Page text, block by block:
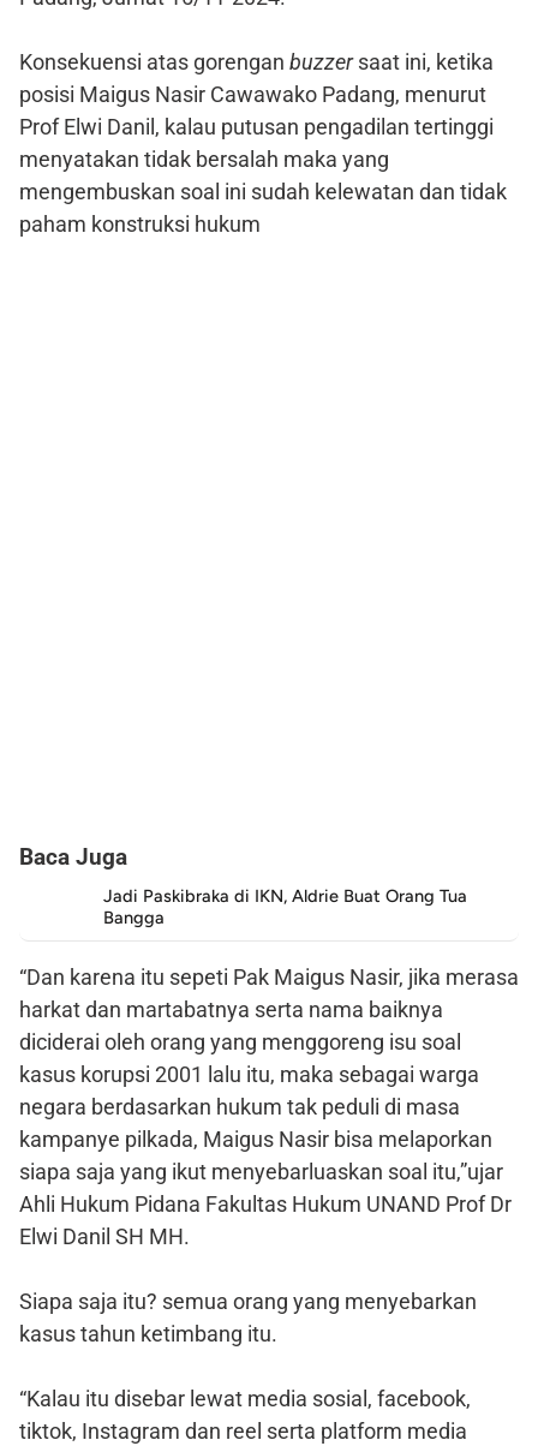
Konsekuensi atas gorengan buzzersaat ini, ketika
posisi Maigus Nasir Cawawako Padang, menurut
Prof Elwi Danil, kalau putusan pengadilan tertinggi
menyatakan tidak bersalah maka yang
mengembuskan soal ini sudah kelewatan dan tidak
paham konstruksi hukum
Baca Juga
Jadi Paskibraka di IKN, Aldrie Buat Orang Tua
Bangga
“Dan karena itu sepeti Pak Maigus Nasir, jika merasa
harkat dan martabatnya serta nama baiknya
diciderai oleh orang yang menggoreng isu soal
kasus korupsi 2001 lalu itu, maka sebagai warga
negara berdasarkan hukum tak peduli di masa
kampanye pilkada, Maigus Nasir bisa melaporkan
siapa saja yang ikut menyebarluaskan soal itu,”ujar
Ahli Hukum Pidana Fakultas Hukum UNAND Prof Dr
Elwi Danil SH MH.
Siapa saja itu? semua orang yang menyebarkan
kasus tahun ketimbang itu.
“Kalau itu disebar lewat media sosial, facebook,
tiktok, Instagram dan reel serta platform media